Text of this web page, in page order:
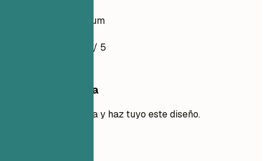
Ejemplo de currículum
/ 5
Usa esta plantilla
Añade tu experiencia y haz tuyo este diseño.